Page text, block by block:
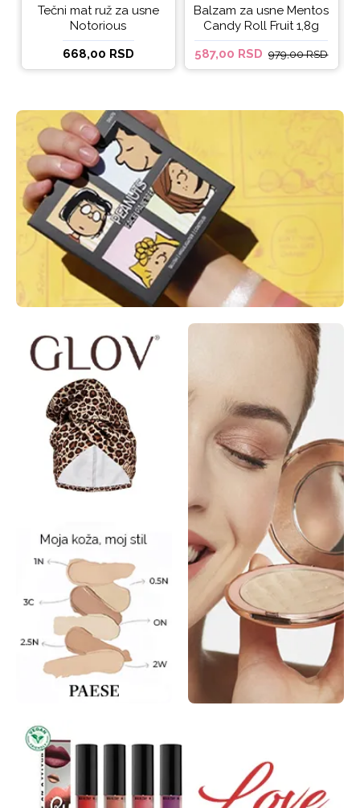
Tečni mat ruž za usne
Notorious
668,00 RSD
Balzam za usne Mentos
Candy Roll Fruit 1,8g
587,00 RSD 979,00 RSD